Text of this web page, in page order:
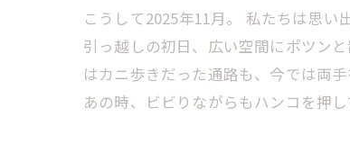
こうして2025年11月。 私たちは思い
引っ越しの初日、広い空間にポツン
はカニ歩きだった通路も、今では両手
あの時、ビビりながらもハンコを押